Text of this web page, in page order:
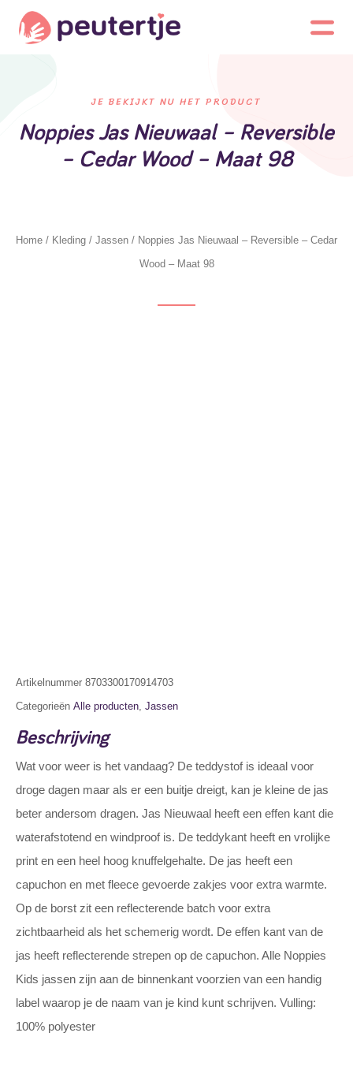
JE BEKIJKT NU HET PRODUCT
Noppies Jas Nieuwaal – Reversible
– Cedar Wood – Maat 98
Home / Kleding / Jassen / Noppies Jas Nieuwaal – Reversible – Cedar
Wood – Maat 98
Artikelnummer 8703300170914703
Categorieën Alle producten, Jassen
Beschrijving
Wat voor weer is het vandaag? De teddystof is ideaal voor
droge dagen maar als er een buitje dreigt, kan je kleine de jas
beter andersom dragen. Jas Nieuwaal heeft een effen kant die
waterafstotend en windproof is. De teddykant heeft en vrolijke
print en een heel hoog knuffelgehalte. De jas heeft een
capuchon en met fleece gevoerde zakjes voor extra warmte.
Op de borst zit een reflecterende batch voor extra
zichtbaarheid als het schemerig wordt. De effen kant van de
jas heeft reflecterende strepen op de capuchon. Alle Noppies
Kids jassen zijn aan de binnenkant voorzien van een handig
label waarop je de naam van je kind kunt schrijven. Vulling:
100% polyester